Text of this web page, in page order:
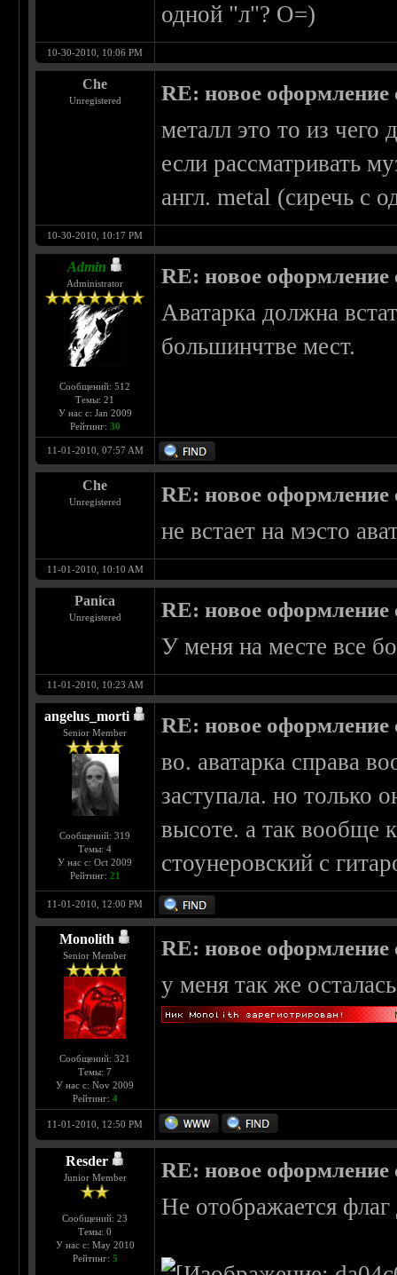
одной "л"? О=)
10-30-2010, 10:06 PM
Che
Unregistered RE: новое оформление
металл это то из
если рассматривать
англ. metal (сиречь с
10-30-2010, 10:17 PM
Admin
Administrator
Сообщений: 512
Темы: 21
У нас с: Jan 2009
Рейтинг: 30
RE: новое оформление
Аватарка должна
большинчтве мест.
11-01-2010, 07:57 AM
Che
Unregistered RE: новое оформление
не встает на мэсто
11-01-2010, 10:10 AM
Panica
Unregistered RE: новое оформление
У меня на месте все
11-01-2010, 10:23 AM
angelus_morti
Senior Member
Сообщений: 319
Темы: 4
У нас с: Oct 2009
Рейтинг: 21
RE: новое оформление
во. аватарка справа
заступала. но только
высоте. а так вообще
стоунеровский с
11-01-2010, 12:00 PM
Monolith
Senior Member
Сообщений: 321
Темы: 7
У нас с: Nov 2009
Рейтинг: 4
RE: новое оформление
у меня так же осталась
11-01-2010, 12:50 PM
Rеsder
Junior Member
Сообщений: 23
Темы: 0
У нас с: May 2010
Рейтинг: 5
RE: новое оформление
Не отображается